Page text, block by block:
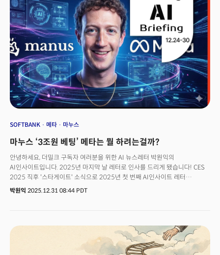
산업 권력이 AI로 완전히 이동했음을 상징적으로 보여줬다. 세계 최대
클라우드 사업자인 아마존(Amazon, 500억달러), AI 반도체의 제왕 엔비디아
(Nvidia, 300억달러), 글로벌 기술 투자계 큰손인 소프트뱅크(SoftBank,
300억달러)가 각각 거액을 투자했다는 점도 주목할 필요가 있다. AI 시대의
헤게모니를 놓치지 않으려는 거대 기술 권력들의 전략적 연합이 강화하는
것으로 풀이된다.
SOFTBANK 메타 마누스
마누스 ‘3조원 베팅’ 메타는 뭘 하려는걸까?
안녕하세요, 더밀크 구독자 여러분을 위한 AI 뉴스레터 박원익의
AI인사이트입니다. 2025년 마지막 날 레터로 인사를 드리게 됐습니다! CES
2025 직후 '스타게이트' 소식으로 2025년 첫 번째 AI인사이트 레터
(뷰스레터 660호)를 보내드렸던 게 엊그제 같은데, 벌써 1년이 흘렀다는 게
2025, 구글 I/O 2025 현장 소식, 메타의 스케일AI 인수, 반도체 관세 이슈와
구글 제미나이 3 발표, 오픈AI의 GPT-5.2 론칭과 코드 레드 발령까지.정말 숨
돌릴 틈 없이 이슈가 몰아쳤던 한 해였습니다. 매주 수요일(KST) 보내드린
박원익 2025.12.31 08:44 PDT